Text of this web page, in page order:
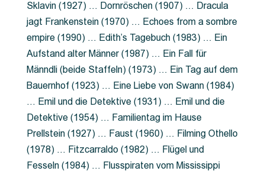
Sklavin (1927) … Dornröschen (1907) … Dracula
jagt Frankenstein (1970) … Echoes from a sombre
empire (1990) … Edith’s Tagebuch (1983) … Ein
Aufstand alter Männer (1987) … Ein Fall für
Männdli (beide Staffeln) (1973) … Ein Tag auf dem
Bauernhof (1923) … Eine Liebe von Swann (1984)
… Emil und die Detektive (1931) … Emil und die
Detektive (1954) … Familientag im Hause
Prellstein (1927) … Faust (1960) … Filming Othello
(1978) … Fitzcarraldo (1982) … Flügel und
Fesseln (1984) … Flusspiraten vom Mississippi